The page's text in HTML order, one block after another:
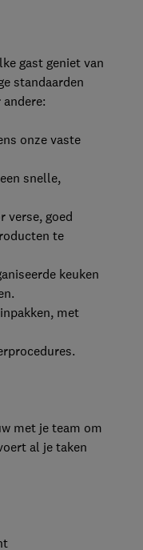
gast geniet van
standaarden
onze vaste
snelle,
verse, goed
te
keuken
met
met je team om
al je taken